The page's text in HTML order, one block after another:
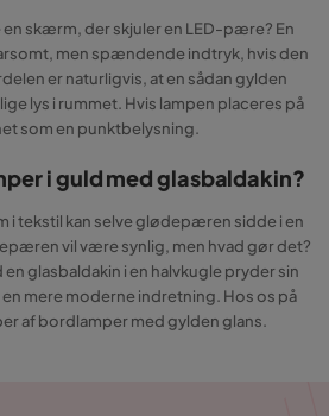
en skærm, der skjuler en LED-pære? En
men spændende indtryk, hvis den
er naturligvis, at en sådan gylden
lys i rummet. Hvis lampen placeres på
som en punktbelysning.
i guld med glasbaldakin?
i tekstil kan selve glødepæren sidde i en
vil være synlig, men hvad gør det?
glasbaldakin i en halvkugle pryder sin
en mere moderne indretning. Hos os på
af bordlamper med gylden glans.